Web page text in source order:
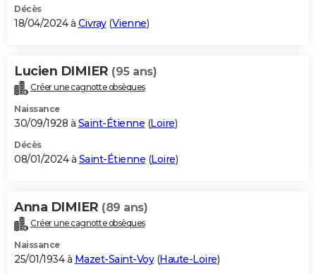
Décès
18/04/2024 à Civray(Vienne)
Lucien DIMIER (95 ans)
Créer une cagnotte obsèques
Naissance
30/09/1928 à Saint-Étienne (Loire)
Décès
08/01/2024 à Saint-Étienne (Loire)
Anna DIMIER (89 ans)
Créer une cagnotte obsèques
Naissance
25/01/1934 à Mazet-Saint-Voy(Haute-Loire)